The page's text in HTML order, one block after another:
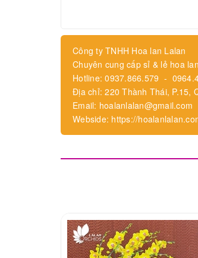
Công ty TNHH Hoa lan Lalan
Chuyên cung cấp sỉ & lẻ hoa
Hotline: 0937.866.579 -
Địa chỉ: 220 Thành Thái, P.15,
Email: hoalanlalan@gmail.com
Webside: https://